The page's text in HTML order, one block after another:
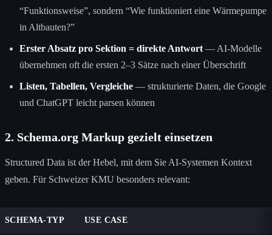
“Funktionsweise”, sondern “Wie funktioniert eine Wärmepumpe
in Altbauten?”
Erster Absatz pro Sektion = direkte Antwort — AI-Modelle
übernehmen oft die ersten 2–3 Sätze nach einer Überschrift
Listen, Tabellen, Vergleiche — strukturierte Daten, die Google
und ChatGPT leicht parsen können
2. Schema.org Markup gezielt einsetzen
Structured Data ist der Hebel, mit dem Sie AI-Systemen Kontext
geben. Für Schweizer KMU besonders relevant:
SCHEMA-TYP USE CASE